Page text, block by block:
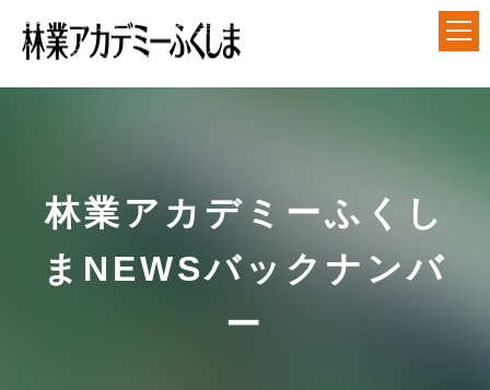
短期研修
林業アカデミーふくし
まNEWSバックナンバ
ー